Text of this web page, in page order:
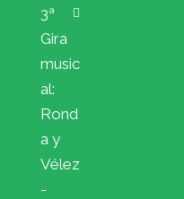
3ª
Gira
music
al:
Rond
a y
Vélez
-